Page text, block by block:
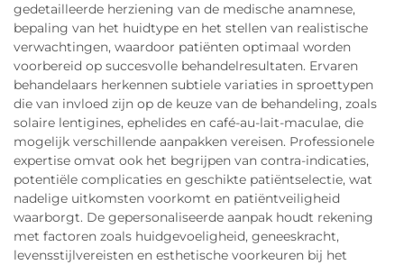
gedetailleerde herziening van de medische anamnese,
bepaling van het huidtype en het stellen van realistische
verwachtingen, waardoor patiënten optimaal worden
voorbereid op succesvolle behandelresultaten. Ervaren
behandelaars herkennen subtiele variaties in sproettypen
die van invloed zijn op de keuze van de behandeling, zoals
solaire lentigines, ephelides en café-au-lait-maculae, die
mogelijk verschillende aanpakken vereisen. Professionele
expertise omvat ook het begrijpen van contra-indicaties,
potentiële complicaties en geschikte patiëntselectie, wat
nadelige uitkomsten voorkomt en patiëntveiligheid
waarborgt. De gepersonaliseerde aanpak houdt rekening
met factoren zoals huidgevoeligheid, geneeskracht,
levensstijlvereisten en esthetische voorkeuren bij het